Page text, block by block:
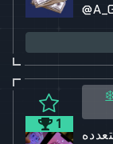
1